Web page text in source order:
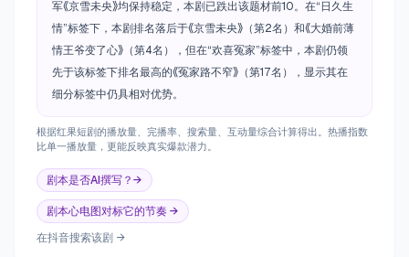
军《京雪未央》均保持稳定，本剧已跌出该题材前10。在“日久生
情”标签下，本剧排名落后于《京雪未央》（第2名）和《大婚前薄
情王爷变了心》（第4名），但在“欢喜冤家”标签中，本剧仍领
先于该标签下排名最高的《冤家路不窄》（第17名），显示其在
细分标签中仍具相对优势。
根据红果短剧的播放量、完播率、搜索量、互动量综合计算得出。热播指数
比单一播放量，更能反映真实爆款潜力。
剧本是否AI撰写？→
剧本心电图对标它的节奏 →
在抖音搜索该剧 →